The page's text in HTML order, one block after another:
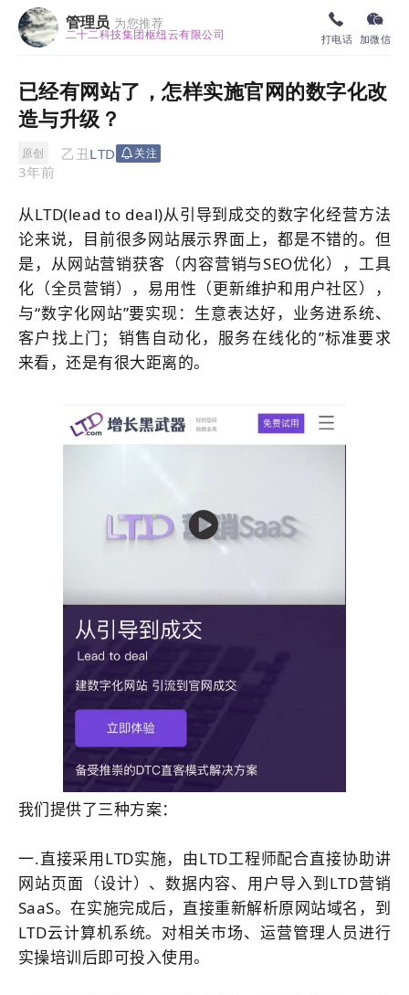
管理员 为您推荐
二十二科技集团枢纽云有限公司 打电话 加微信
已经有网站了，怎样实施官网的数字化改
造与升级？
原创 乙丑 LTD 关注
3年前
从LTD(lead to deal)从引导到成交的数字化经营方法
论来说，目前很多网站展示界面上，都是不错的。但
是，从网站营销获客（内容营销与SEO优化），工具
化（全员营销），易用性（更新维护和用户社区），
与“数字化网站”要实现：生意表达好，业务进系统、
客户找上门；销售自动化，服务在线化的”标准要求
来看，还是有很大距离的。
我们提供了三种方案：
一.直接采用LTD实施，由LTD工程师配合直接协助讲
网站页面（设计）、数据内容、用户导入到LTD营销
SaaS。在实施完成后，直接重新解析原网站域名 ，到
LTD云计算机系统。对相关市场、运营管理人员进行
实操培训后即可投入使用。